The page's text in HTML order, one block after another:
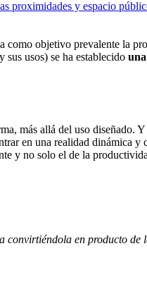
proximidades y espacio
como objetivo prevalente la
usos) se ha establecido
más allá del uso diseñado.
en una realidad dinámica y
y no solo el de la
convirtiéndola en producto de